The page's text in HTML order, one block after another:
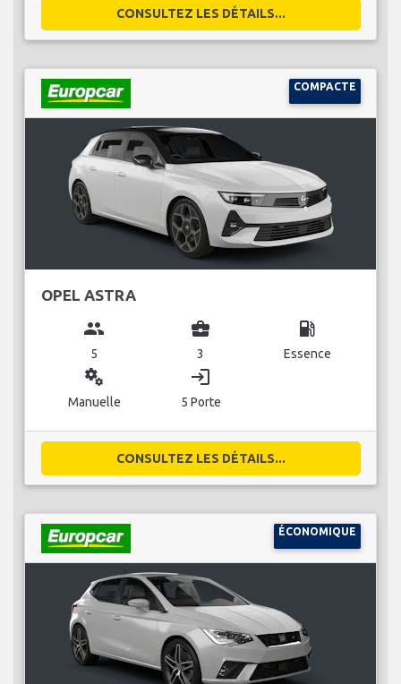
CONSULTEZ LES DÉTAILS...
COMPACTE
OPEL ASTRA
group
5
business_center
3
local_gas_station
Essence
miscellaneous_services
Manuelle
login
5 Porte
CONSULTEZ LES DÉTAILS...
ÉCONOMIQUE